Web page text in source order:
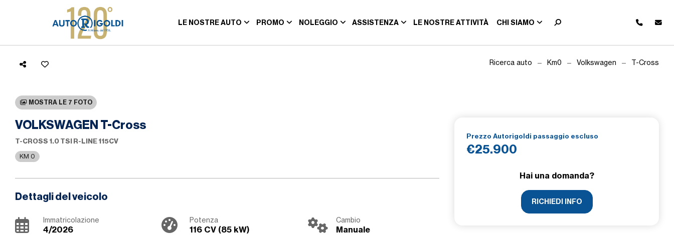
LE NOSTRE AUTO PROMO NOLEGGIO ASSISTENZA LE NOSTRE ATTIVITÀ CHI SIAMO
Ricerca auto Km0 Volkswagen T-Cross
MOSTRA LE 7 FOTO
VOLKSWAGEN T-Cross
T-CROSS 1.0 TSI R-LINE 115CV
KM 0
Dettagli del veicolo
Immatricolazione
4/2026
Potenza
116 CV (85 kW)
Cambio
Manuale
Prezzo Autorigoldi passaggio escluso
€25.900
Hai una domanda?
RICHIEDI INFO